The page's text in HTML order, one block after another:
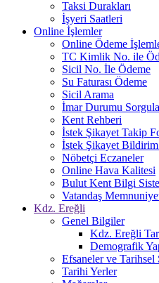
Taksi Durakları
İşyeri Saatleri
Online İşlemler
Online Ödeme
TC Kimlik No. ile
Sicil No. İle Ödeme
Su Faturası Ödeme
Sicil Arama
İmar Durumu
Kent Rehberi
İstek Şikayet Takip
İstek Şikayet
Nöbetçi Eczaneler
Online Hava Kalitesi
Bulut Kent Bilgi
Vatandaş
Kdz. Ereğli
Genel Bilgiler
Kdz. Ereğli
Demografik
Efsaneler ve Tarihsel
Tarihi Yerler